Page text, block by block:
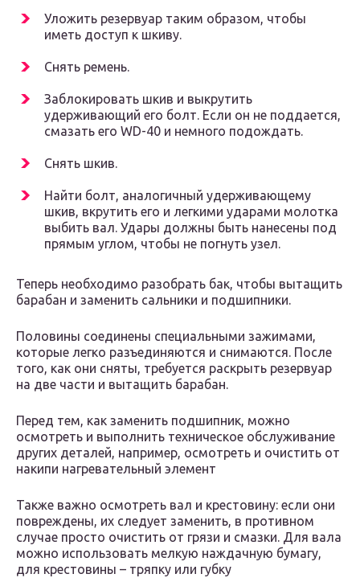
Уложить резервуар таким образом, чтобы
иметь доступ к шкиву.
Снять ремень.
Заблокировать шкив и выкрутить
удерживающий его болт. Если он не поддается,
смазать его WD-40 и немного подождать.
Снять шкив.
Найти болт, аналогичный удерживающему
шкив, вкрутить его и легкими ударами молотка
выбить вал. Удары должны быть нанесены под
прямым углом, чтобы не погнуть узел.
Теперь необходимо разобрать бак, чтобы вытащить
барабан и заменить сальники и подшипники.
Половины соединены специальными зажимами,
которые легко разъединяются и снимаются. После
того, как они сняты, требуется раскрыть резервуар
на две части и вытащить барабан.
Перед тем, как заменить подшипник, можно
осмотреть и выполнить техническое обслуживание
других деталей, например, осмотреть и очистить от
накипи нагревательный элемент
Также важно осмотреть вал и крестовину: если они
повреждены, их следует заменить, в противном
случае просто очистить от грязи и смазки. Для вала
можно использовать мелкую наждачную бумагу,
для крестовины – тряпку или губку